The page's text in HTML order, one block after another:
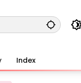
Index